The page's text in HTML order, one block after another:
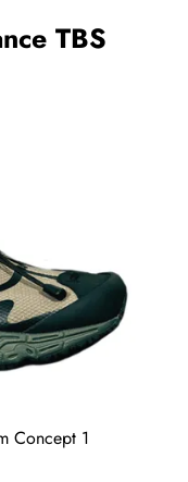
TBS
Concept 1